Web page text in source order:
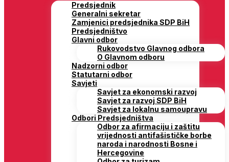
Predsjednik
Generalni sekretar
Zamjenici predsjednika SDP BiH
Predsjedništvo
Glavni odbor
Rukovodstvo Glavnog odbora
O Glavnom odboru
Nadzorni odbor
Statutarni odbor
Savjeti
Savjet za ekonomski razvoj
Savjet za razvoj SDP BiH
Savjet za lokalnu samoupravu
Odbori Predsjedništva
Odbor za afirmaciju i zaštitu
vrijednosti antifašističke borbe
naroda i narodnosti Bosne i
Hercegovine